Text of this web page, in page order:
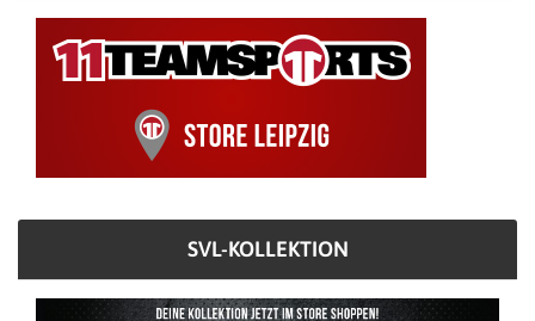
SVL-KOLLEKTION